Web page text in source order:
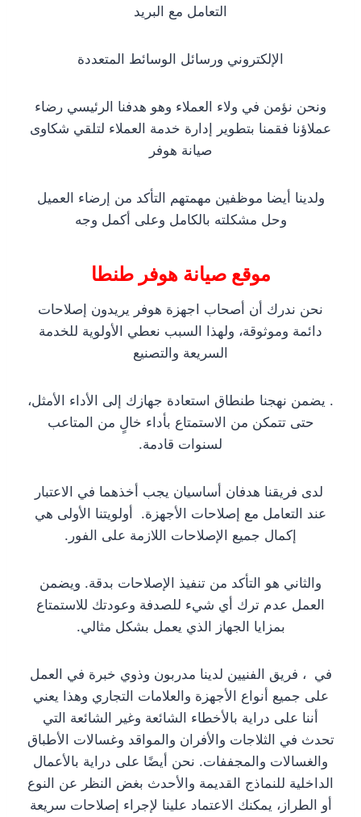
التعامل مع البريد
الإلكتروني ورسائل الوسائط المتعددة
ونحن نؤمن في ولاء العملاء وهو هدفنا الرئيسي رضاء
عملاؤنا فقمنا بتطوير إدارة خدمة العملاء لتلقي شكاوى
صيانة هوفر
ولدينا أيضا موظفين مهمتهم التأكد من إرضاء العميل
وحل مشكلته بالكامل وعلى أكمل وجه
موقع صيانة هوفر طنطا
نحن ندرك أن أصحاب اجهزة هوفر يريدون إصلاحات
دائمة وموثوقة، ولهذا السبب نعطي الأولوية للخدمة
السريعة والتصنيع
. يضمن نهجنا طنطاق استعادة جهازك إلى الأداء الأمثل،
حتى تتمكن من الاستمتاع بأداء خالٍ من المتاعب
لسنوات قادمة.
لدى فريقنا هدفان أساسيان يجب أخذهما في الاعتبار
عند التعامل مع إصلاحات الأجهزة. أولويتنا الأولى هي
إكمال جميع الإصلاحات اللازمة على الفور.
والثاني هو التأكد من تنفيذ الإصلاحات بدقة. ويضمن
العمل عدم ترك أي شيء للصدفة وعودتك للاستمتاع
بمزايا الجهاز الذي يعمل بشكل مثالي.
في ، فريق الفنيين لدينا مدربون وذوي خبرة في العمل
على جميع أنواع الأجهزة والعلامات التجاري وهذا يعني
أننا على دراية بالأخطاء الشائعة وغير الشائعة التي
تحدث في الثلاجات والأفران والمواقد وغسالات الأطباق
والغسالات والمجففات. نحن أيضًا على دراية بالأعمال
الداخلية للنماذج القديمة والأحدث بغض النظر عن النوع
أو الطراز، يمكنك الاعتماد علينا لإجراء إصلاحات سريعة